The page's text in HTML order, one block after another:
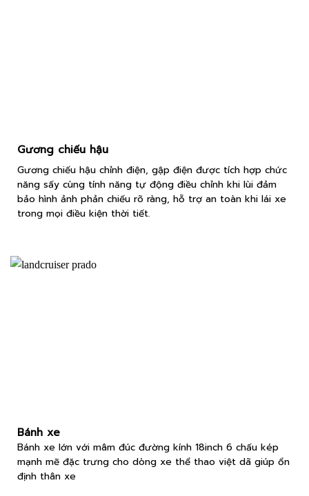
Gương chiếu hậu
Gương chiếu hậu chỉnh điện, gập điện được tích hợp chức
năng sấy cùng tính năng tự động điều chỉnh khi lùi đảm
bảo hình ảnh phản chiếu rõ ràng, hỗ trợ an toàn khi lái xe
trong mọi điều kiện thời tiết.
Bánh xe
Bánh xe lớn với mâm đúc đường kính 18inch 6 chấu kép
mạnh mẽ đặc trưng cho dòng xe thể thao việt dã giúp ổn
định thân xe